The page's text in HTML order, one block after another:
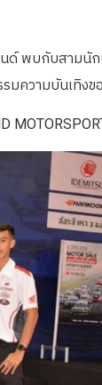
นด์ พบกับสามนั
ความบันเทิงข